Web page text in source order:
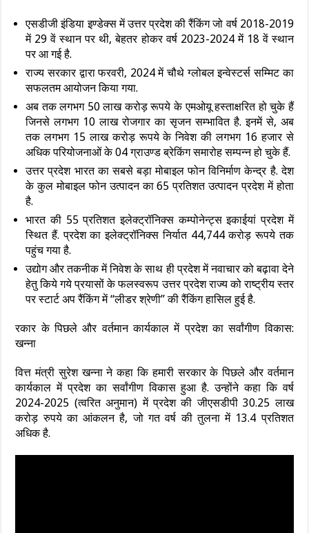
एसडीजी इंडिया इण्डेक्स में उत्तर प्रदेश की रैंकिंग जो वर्ष 2018-2019
में 29 वें स्थान पर थी, बेहतर होकर वर्ष 2023-2024 में 18 वें स्थान
पर आ गई है.
राज्य सरकार द्वारा फरवरी, 2024 में चौथे ग्लोबल इन्वेस्टर्स सम्मिट का
सफलतम आयोजन किया गया.
अब तक लगभग 50 लाख करोड़ रूपये के एमओयू हस्ताक्षरित हो चुके हैं
जिनसे लगभग 10 लाख रोजगार का सृजन सम्भावित है. इनमें से, अब
तक लगभग 15 लाख करोड़ रूपये के निवेश की लगभग 16 हजार से
अधिक परियोजनाओं के 04 ग्राउण्ड ब्रेकिंग समारोह सम्पन्न हो चुके हैं.
उत्तर प्रदेश भारत का सबसे बड़ा मोबाइल फोन विनिर्माण केन्द्र है. देश
के कुल मोबाइल फोन उत्पादन का 65 प्रतिशत उत्पादन प्रदेश में होता
है.
भारत की 55 प्रतिशत इलेक्ट्रॉनिक्स कम्पोनेन्ट्स इकाईयां प्रदेश में
स्थित हैं. प्रदेश का इलेक्ट्रॉनिक्स निर्यात 44,744 करोड़ रूपये तक
पहुंच गया है.
उद्योग और तकनीक में निवेश के साथ ही प्रदेश में नवाचार को बढ़ावा देने
हेतु किये गये प्रयासों के फलस्वरूप उत्तर प्रदेश राज्य को राष्ट्रीय स्तर
पर स्टार्ट अप रैंकिंग में ‘‘लीडर श्रेणी’’ की रैंकिंग हासिल हुई है.
रकार के पिछले और वर्तमान कार्यकाल में प्रदेश का सर्वांगीण विकास:
खन्‍ना
वित्त मंत्री सुरेश खन्‍ना ने कहा कि हमारी सरकार के पिछले और वर्तमान
कार्यकाल में प्रदेश का सर्वांगीण विकास हुआ है. उन्‍होंने कहा कि वर्ष
2024-2025 (त्वरित अनुमान) में प्रदेश की जीएसडीपी 30.25 लाख
करोड़ रुपये का आंकलन है, जो गत वर्ष की तुलना में 13.4 प्रतिशत
अधिक है.